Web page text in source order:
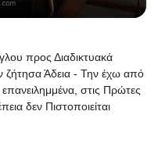
προς Διαδικτυακά
ζήτησα Άδεια - Την έχω από
στις Πρώτες
δεν Πιστοποιείται